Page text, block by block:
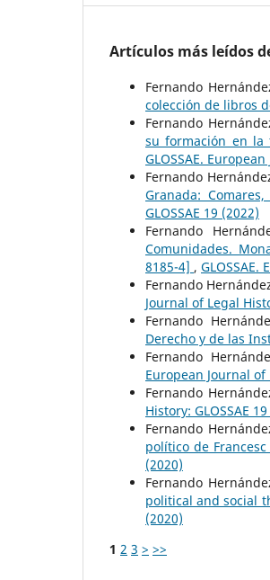
Artículos más leídos
Fernando
colección de libros
Fernando
su formación en la
GLOSSAE.
Fernando
Granada:
GLOSSAE 19 (2022)
Fernando
Comunidades.
8185-4] , GLOSSAE.
Fernando
Journal of Legal
Fernando
Derecho y de las
Fernando
European Journal of
Fernando
History: GLOSSAE
Fernando
político de
(2020)
Fernando
political and social
(2020)
1 2 3 > >>